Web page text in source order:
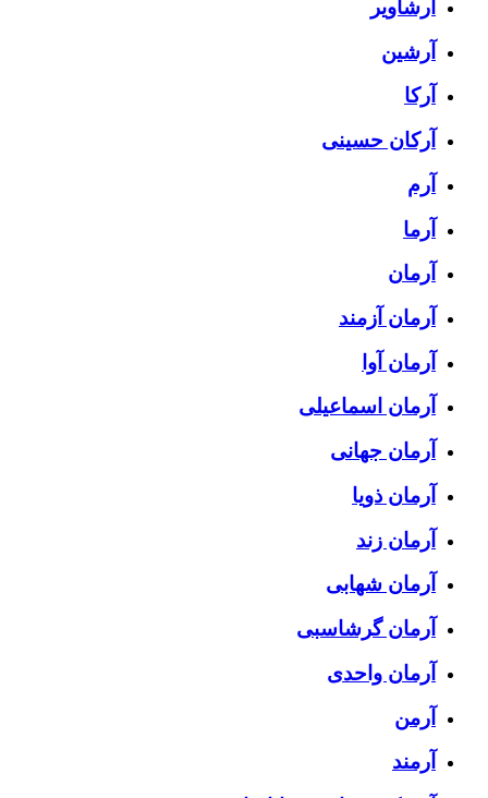
آرشاویر
آرشین
آرکا
آرکان حسینی
آرم
آرما
آرمان
آرمان آزمند
آرمان آوا
آرمان اسماعیلی
آرمان جهانی
آرمان ذویا
آرمان زند
آرمان شهابی
آرمان گرشاسبی
آرمان واحدی
آرمن
آرمند